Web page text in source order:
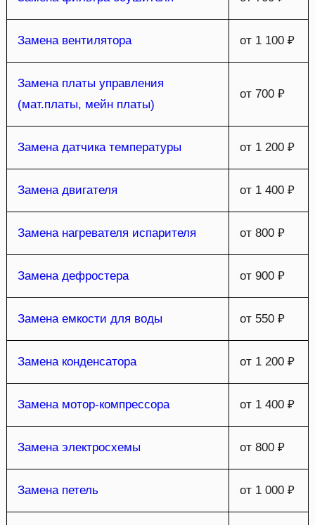
Замена вентилятора от 1 100 ₽
Замена платы управления
(мат.платы, мейн платы)
от 700 ₽
Замена датчика температуры от 1 200 ₽
Замена двигателя от 1 400 ₽
Замена нагревателя испарителя от 800 ₽
Замена дефростера от 900 ₽
Замена емкости для воды от 550 ₽
Замена конденсатора от 1 200 ₽
Замена мотор-компрессора от 1 400 ₽
Замена электросхемы от 800 ₽
Замена петель от 1 000 ₽